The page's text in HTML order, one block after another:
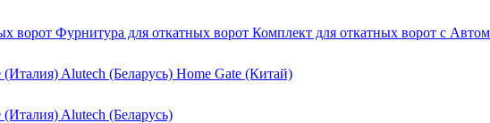
ворот Фурнитура для откатных ворот Комплект для откатных ворот с
(Италия) Alutech (Беларусь) Home Gate (Китай)
(Италия) Alutech (Беларусь)